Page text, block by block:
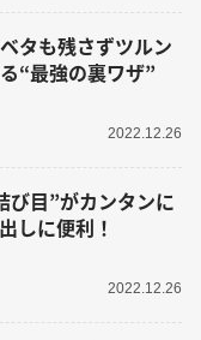
タも残さずツルン
“最強の裏ワザ”
2022.12.26
び目”がカンタンに
しに便利！
2022.12.26